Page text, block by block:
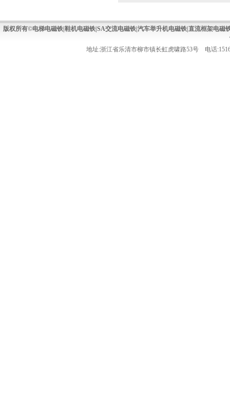
版权所有©电梯电磁铁|鞋机电磁铁|SA交流电磁铁|汽车举升机电磁铁|直流框架电
地址:浙江省乐清市柳市镇长虹虎啸路53号 电话